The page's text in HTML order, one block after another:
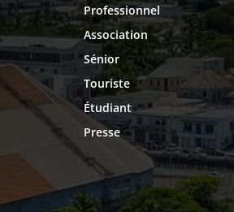
Professionnel
Association
Sénior
Touriste
Étudiant
Presse